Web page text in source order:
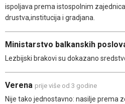
ispoljava prema istospolnim
drustva,institucija i gradjana.
Ministarstvo balkanskih
Lezbijski brakovi su dokazano
Verena prije više od 3 godine
Nije tako jednostavno: nasilje prema